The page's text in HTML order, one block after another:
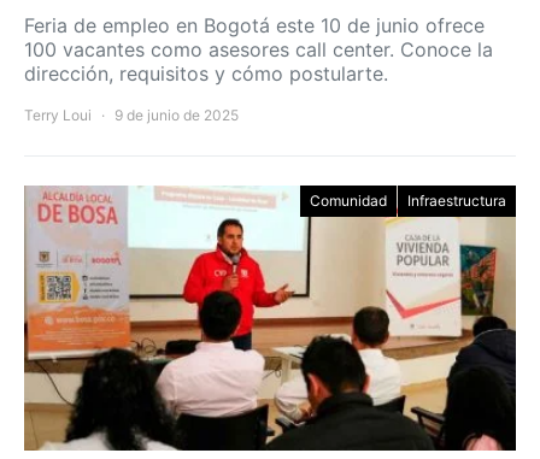
Feria de empleo en Bogotá este 10 de junio ofrece
100 vacantes como asesores call center. Conoce la
dirección, requisitos y cómo postularte.
Terry Loui 9 de junio de 2025
Comunidad Infraestructura